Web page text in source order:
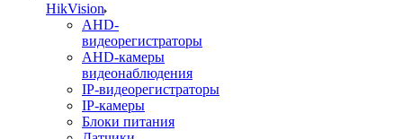
HikVision
AHD-
видеорегистраторы
AHD-камеры
видеонаблюдения
IP-видеорегистраторы
IP-камеры
Блоки питания